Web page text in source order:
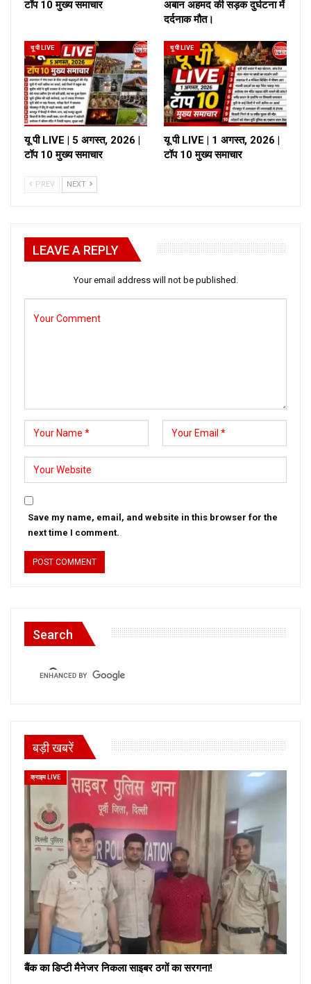
टॉप 10 मुख्य समाचार
अबान अहमद की सड़क दुर्घटना में
दर्दनाक मौत।
यू पी LIVE
यू पी LIVE | 5 अगस्त, 2026 |
टॉप 10 मुख्य समाचार
यू पी LIVE
यू पी LIVE | 1 अगस्त, 2026 |
टॉप 10 मुख्य समाचार
PREV NEXT
LEAVE A REPLY
Your email address will not be published.
Save my name, email, and website in this browser for the
next time I comment.
Search
बड़ी खबरें
क्राइम LIVE
बैंक का डिप्टी मैनेजर निकला साइबर ठगों का सरगना!